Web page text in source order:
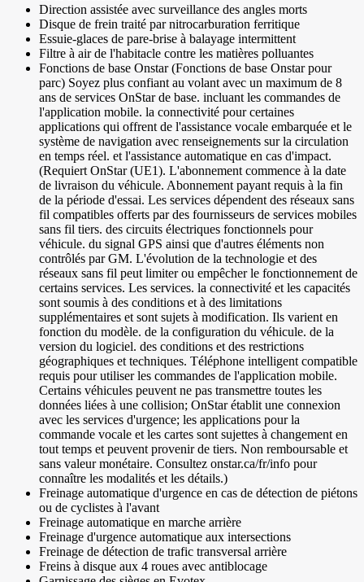
Direction assistée avec surveillance des angles morts
Disque de frein traité par nitrocarburation ferritique
Essuie-glaces de pare-brise à balayage intermittent
Filtre à air de l'habitacle contre les matières polluantes
Fonctions de base Onstar (Fonctions de base Onstar pour
parc) Soyez plus confiant au volant avec un maximum de 8
ans de services OnStar de base. incluant les commandes de
l'application mobile. la connectivité pour certaines
applications qui offrent de l'assistance vocale embarquée et le
système de navigation avec renseignements sur la circulation
en temps réel. et l'assistance automatique en cas d'impact.
(Requiert OnStar (UE1). L'abonnement commence à la date
de livraison du véhicule. Abonnement payant requis à la fin
de la période d'essai. Les services dépendent des réseaux sans
fil compatibles offerts par des fournisseurs de services mobiles
sans fil tiers. des circuits électriques fonctionnels pour
véhicule. du signal GPS ainsi que d'autres éléments non
contrôlés par GM. L'évolution de la technologie et des
réseaux sans fil peut limiter ou empêcher le fonctionnement de
certains services. Les services. la connectivité et les capacités
sont soumis à des conditions et à des limitations
supplémentaires et sont sujets à modification. Ils varient en
fonction du modèle. de la configuration du véhicule. de la
version du logiciel. des conditions et des restrictions
géographiques et techniques. Téléphone intelligent compatible
requis pour utiliser les commandes de l'application mobile.
Certains véhicules peuvent ne pas transmettre toutes les
données liées à une collision; OnStar établit une connexion
avec les services d'urgence; les applications pour la
commande vocale et les cartes sont sujettes à changement en
tout temps et peuvent provenir de tiers. Non remboursable et
sans valeur monétaire. Consultez onstar.ca/fr/info pour
connaître les modalités et les détails.)
Freinage automatique d'urgence en cas de détection de piétons
ou de cyclistes à l'avant
Freinage automatique en marche arrière
Freinage d'urgence automatique aux intersections
Freinage de détection de trafic transversal arrière
Freins à disque aux 4 roues avec antiblocage